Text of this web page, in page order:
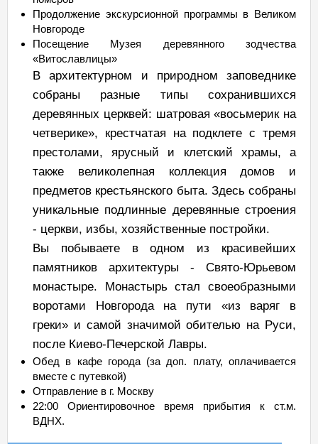
Продолжение экскурсионной программы в Великом
Новгороде
Посещение Музея деревянного зодчества
«Витославлицы»
В архитектурном и природном заповеднике
собраны разные типы сохранившихся
деревянных церквей: шатровая «восьмерик на
четверике», крестчатая на подклете с тремя
престолами, ярусный и клетский храмы, а
также великолепная коллекция домов и
предметов крестьянского быта. Здесь собраны
уникальные подлинные деревянные строения
- церкви, избы, хозяйственные постройки.
Вы побываете в одном из красивейших
памятников архитектуры - Свято-Юрьевом
монастыре. Монастырь стал своеобразными
воротами Новгорода на пути «из варяг в
греки» и самой значимой обителью на Руси,
после Киево-Печерской Лавры.
Обед в кафе города (за доп. плату, оплачивается
вместе с путевкой)
Отправление в г. Москву
22:00 Ориентировочное время прибытия к ст.м.
ВДНХ.